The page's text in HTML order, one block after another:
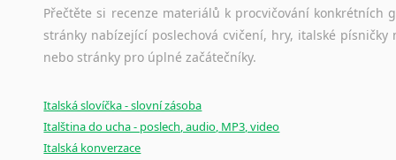
Přečtěte si recenze materiálů k procvičování
stránky nabízející poslechová cvičení, hry, italské
nebo stránky pro úplné začátečníky.
Italská slovíčka - slovní zásoba
Italština do ucha - poslech, audio, MP3, video
Italská konverzace